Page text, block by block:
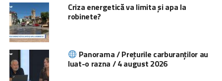
Criza energetică va limita și apa la
robinete?
Panorama / Prețurile carburanților au
luat-o razna / 4 august 2026